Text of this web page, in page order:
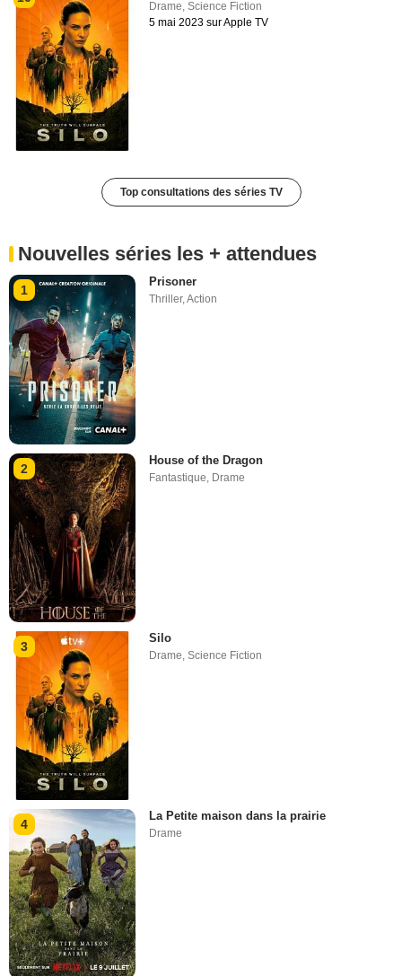
Drame,Science Fiction
5 mai 2023 sur Apple TV
Top consultations des séries TV
Nouvelles séries les + attendues
1
Prisoner
Thriller,Action
2
House of the Dragon
Fantastique Drame
3
Silo
Drame,Science Fiction
4
La Petite maison dans la prairie
Drame